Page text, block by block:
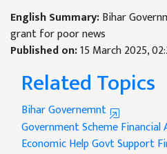
English Summary:Bihar
grant for poor news
Published on:15 March 2025,
Related Topics
Bihar Governemnt
Government SchemeFinancial
Economic HelpGovt Support